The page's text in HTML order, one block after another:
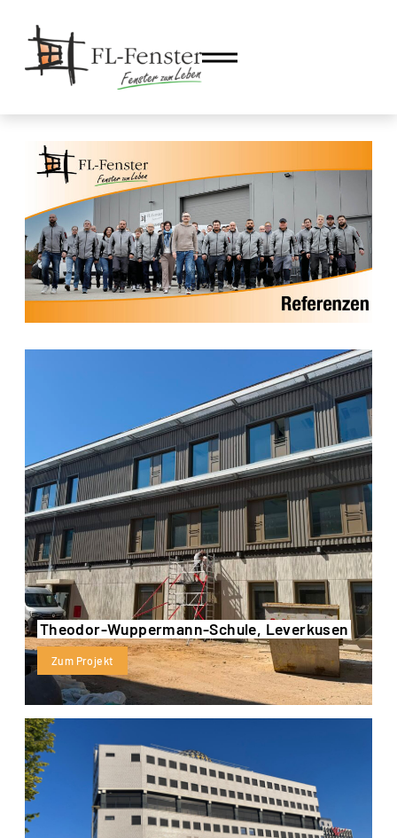
Theodor-Wuppermann-Schule, Leverkusen
Zum Projekt